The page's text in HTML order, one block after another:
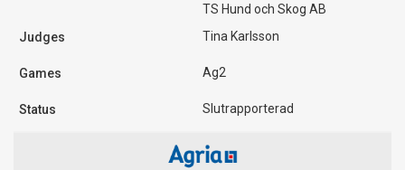
TS Hund och Skog AB
Tina Karlsson
Ag2
Slutrapporterad